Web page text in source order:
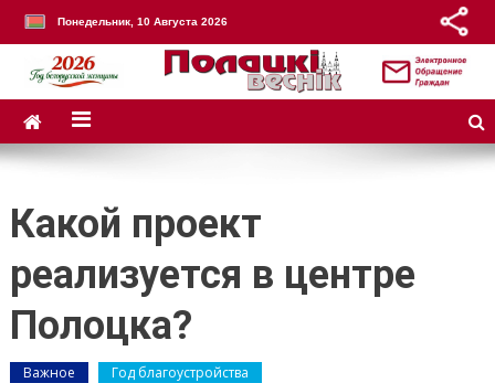
Понедельник, 10 Августа 2026
Какой проект
реализуется в центре
Полоцка?
Важное Год благоустройства